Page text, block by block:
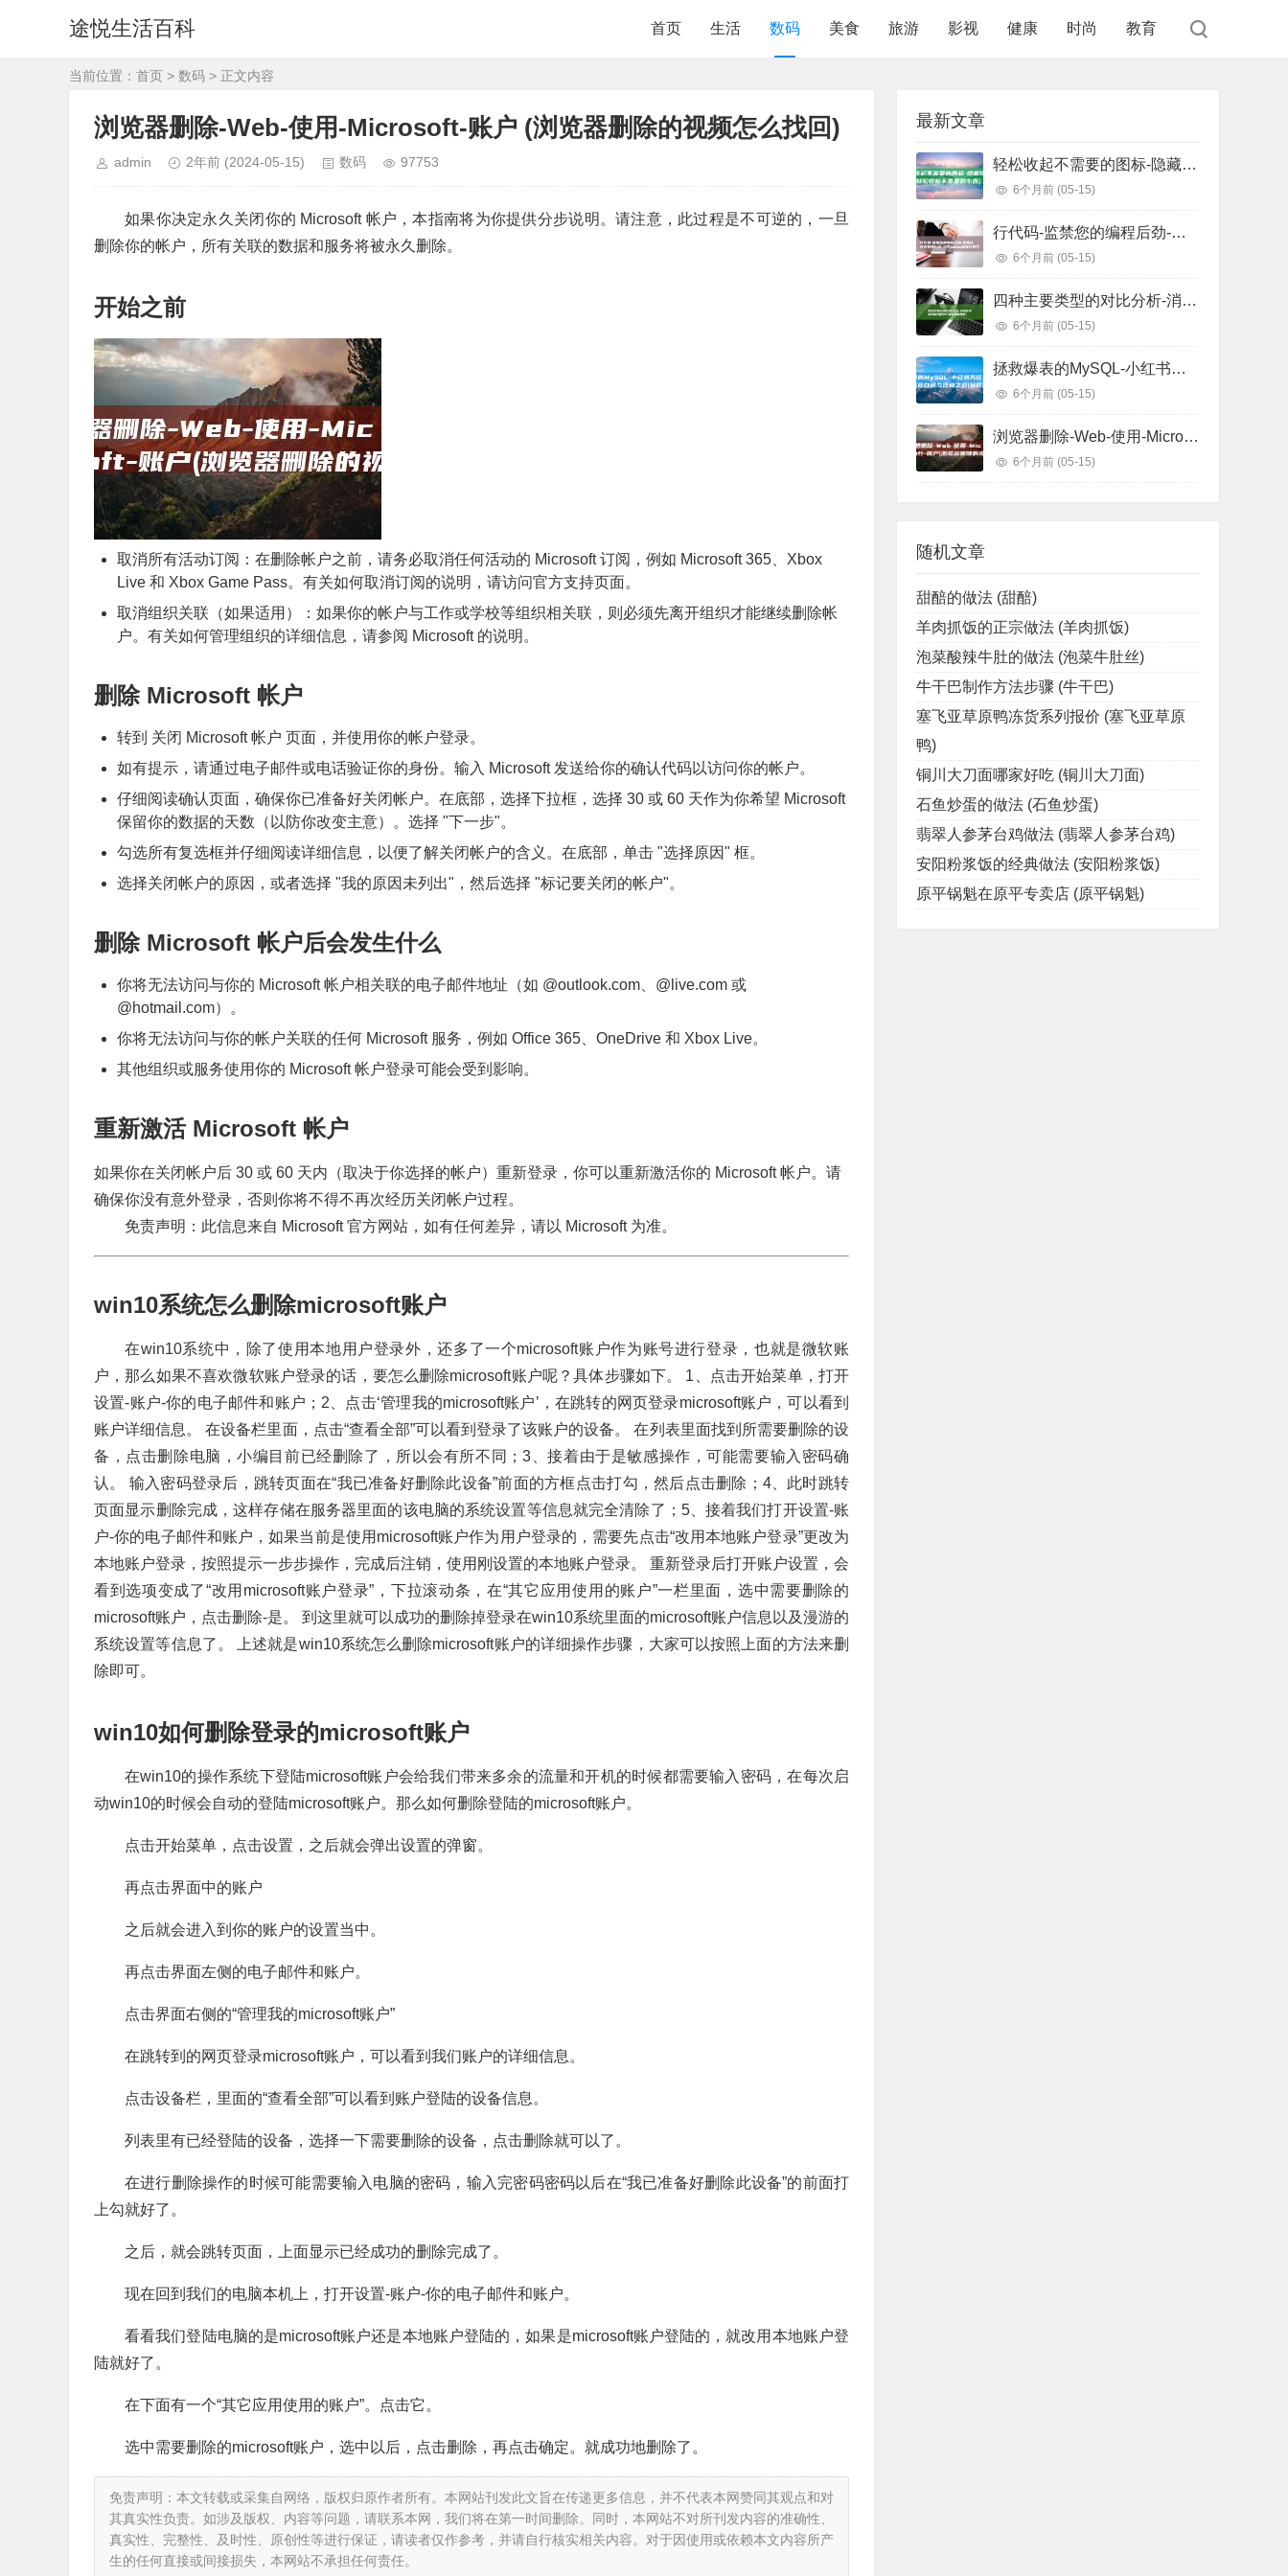
途悦生活百科 首页 生活 数码 美食 旅游 影视 健康 时尚 教育
当前位置： 首页 > 数码 > 正文内容
浏览器删除-Web-使用-Microsoft-账户 (浏览器删除的视频怎么找回)
admin 2年前 (2024-05-15) 数码 97753
如果你决定永久关闭你的 Microsoft 帐户，本指南将为你提供分步说明。请注意，此过程是不可逆的，一旦
删除你的帐户，所有关联的数据和服务将被永久删除。
开始之前
取消所有活动订阅：在删除帐户之前，请务必取消任何活动的 Microsoft 订阅，例如 Microsoft 365、Xbox
Live 和 Xbox Game Pass。有关如何取消订阅的说明，请访问官方支持页面。
取消组织关联（如果适用）：如果你的帐户与工作或学校等组织相关联，则必须先离开组织才能继续删除帐
户。有关如何管理组织的详细信息，请参阅 Microsoft 的说明。
删除 Microsoft 帐户
转到 关闭 Microsoft 帐户 页面，并使用你的帐户登录。
如有提示，请通过电子邮件或电话验证你的身份。输入 Microsoft 发送给你的确认代码以访问你的帐户。
仔细阅读确认页面，确保你已准备好关闭帐户。在底部，选择下拉框，选择 30 或 60 天作为你希望 Microsoft
保留你的数据的天数（以防你改变主意）。选择 "下一步"。
勾选所有复选框并仔细阅读详细信息，以便了解关闭帐户的含义。在底部，单击 "选择原因" 框。
选择关闭帐户的原因，或者选择 "我的原因未列出"，然后选择 "标记要关闭的帐户"。
删除 Microsoft 帐户后会发生什么
你将无法访问与你的 Microsoft 帐户相关联的电子邮件地址（如 @outlook.com、@live.com 或
@hotmail.com）。
你将无法访问与你的帐户关联的任何 Microsoft 服务，例如 Office 365、OneDrive 和 Xbox Live。
其他组织或服务使用你的 Microsoft 帐户登录可能会受到影响。
重新激活 Microsoft 帐户
如果你在关闭帐户后 30 或 60 天内（取决于你选择的帐户）重新登录，你可以重新激活你的 Microsoft 帐户。请
确保你没有意外登录，否则你将不得不再次经历关闭帐户过程。
免责声明：此信息来自 Microsoft 官方网站，如有任何差异，请以 Microsoft 为准。
win10系统怎么删除microsoft账户
在win10系统中，除了使用本地用户登录外，还多了一个microsoft账户作为账号进行登录，也就是微软账
户，那么如果不喜欢微软账户登录的话，要怎么删除microsoft账户呢？具体步骤如下。 1、点击开始菜单，打开
设置-账户-你的电子邮件和账户；2、点击‘管理我的microsoft账户’，在跳转的网页登录microsoft账户，可以看到
账户详细信息。 在设备栏里面，点击“查看全部”可以看到登录了该账户的设备。 在列表里面找到所需要删除的设
备，点击删除电脑，小编目前已经删除了，所以会有所不同；3、接着由于是敏感操作，可能需要输入密码确
认。 输入密码登录后，跳转页面在“我已准备好删除此设备”前面的方框点击打勾，然后点击删除；4、此时跳转
页面显示删除完成，这样存储在服务器里面的该电脑的系统设置等信息就完全清除了；5、接着我们打开设置-账
户-你的电子邮件和账户，如果当前是使用microsoft账户作为用户登录的，需要先点击“改用本地账户登录”更改为
本地账户登录，按照提示一步步操作，完成后注销，使用刚设置的本地账户登录。 重新登录后打开账户设置，会
看到选项变成了“改用microsoft账户登录”，下拉滚动条，在“其它应用使用的账户”一栏里面，选中需要删除的
microsoft账户，点击删除-是。 到这里就可以成功的删除掉登录在win10系统里面的microsoft账户信息以及漫游的
系统设置等信息了。 上述就是win10系统怎么删除microsoft账户的详细操作步骤，大家可以按照上面的方法来删
除即可。
win10如何删除登录的microsoft账户
在win10的操作系统下登陆microsoft账户会给我们带来多余的流量和开机的时候都需要输入密码，在每次启
动win10的时候会自动的登陆microsoft账户。那么如何删除登陆的microsoft账户。
点击开始菜单，点击设置，之后就会弹出设置的弹窗。
再点击界面中的账户
之后就会进入到你的账户的设置当中。
再点击界面左侧的电子邮件和账户。
点击界面右侧的“管理我的microsoft账户”
在跳转到的网页登录microsoft账户，可以看到我们账户的详细信息。
点击设备栏，里面的“查看全部”可以看到账户登陆的设备信息。
列表里有已经登陆的设备，选择一下需要删除的设备，点击删除就可以了。
在进行删除操作的时候可能需要输入电脑的密码，输入完密码密码以后在“我已准备好删除此设备”的前面打
上勾就好了。
之后，就会跳转页面，上面显示已经成功的删除完成了。
现在回到我们的电脑本机上，打开设置-账户-你的电子邮件和账户。
看看我们登陆电脑的是microsoft账户还是本地账户登陆的，如果是microsoft账户登陆的，就改用本地账户登
陆就好了。
在下面有一个“其它应用使用的账户”。点击它。
选中需要删除的microsoft账户，选中以后，点击删除，再点击确定。就成功地删除了。
免责声明：本文转载或采集自网络，版权归原作者所有。本网站刊发此文旨在传递更多信息，并不代表本网赞同其观点和对
其真实性负责。如涉及版权、内容等问题，请联系本网，我们将在第一时间删除。同时，本网站不对所刊发内容的准确性、
真实性、完整性、及时性、原创性等进行保证，请读者仅作参考，并请自行核实相关内容。对于因使用或依赖本文内容所产
生的任何直接或间接损失，本网站不承担任何责任。
最新文章
轻松收起不需要的图标-隐藏任务栏图标 (轻松收起不需要的东西)
6个月前 (05-15)
行代码-监禁您的编程后劲-把握这些正则表白式-少写1000 (监狱代码几位数)
6个月前 (05-15)
四种主要类型的对比分析-消息队列选型指南 (四种主要类型信用证)
6个月前 (05-15)
拯救爆表的MySQL-小红书万亿级存储系统自研与迁移之路 (拯救爆戾男主)
6个月前 (05-15)
浏览器删除-Web-使用-Microsoft-账户 (浏览器删除的视频怎么找回)
6个月前 (05-15)
随机文章
甜醅的做法 (甜醅)
羊肉抓饭的正宗做法 (羊肉抓饭)
泡菜酸辣牛肚的做法 (泡菜牛肚丝)
牛干巴制作方法步骤 (牛干巴)
塞飞亚草原鸭冻货系列报价 (塞飞亚草原
鸭)
铜川大刀面哪家好吃 (铜川大刀面)
石鱼炒蛋的做法 (石鱼炒蛋)
翡翠人参茅台鸡做法 (翡翠人参茅台鸡)
安阳粉浆饭的经典做法 (安阳粉浆饭)
原平锅魁在原平专卖店 (原平锅魁)